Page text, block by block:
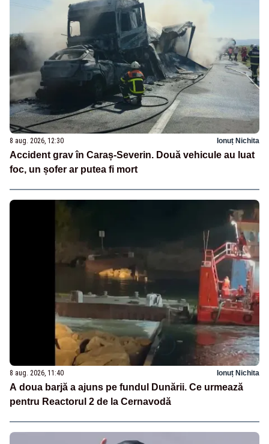
8 aug. 2026, 12:30 Ionuț Nichita
Accident grav în Caraș-Severin. Două vehicule au luat
foc, un șofer ar putea fi mort
8 aug. 2026, 11:40 Ionuț Nichita
A doua barjă a ajuns pe fundul Dunării. Ce urmează
pentru Reactorul 2 de la Cernavodă